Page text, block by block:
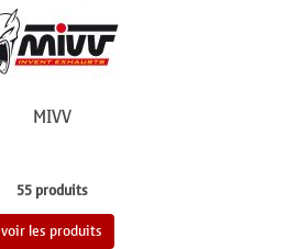
MIVV
55 produits
voir les produits